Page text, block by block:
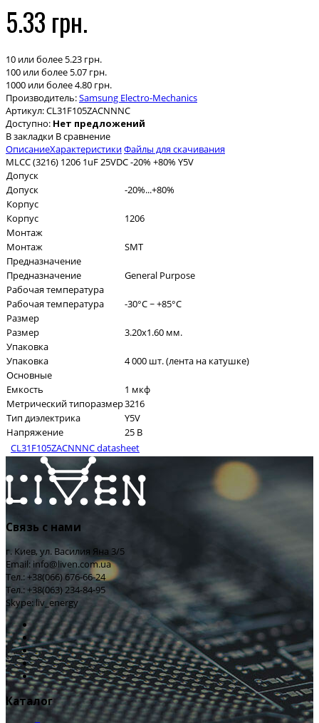
5.33 грн.
10 или более 5.23 грн.
100 или более 5.07 грн.
1000 или более 4.80 грн.
Производитель:Samsung Electro-Mechanics
Артикул:CL31F105ZACNNNC
Доступно: Нет предложений
В закладки В сравнение
ОписаниеХарактеристикиФайлы для скачивания
MLCC (3216) 1206 1uF 25VDC -20% +80% Y5V
Допуск
Допуск
-20%...+80%
Корпус
Корпус
1206
Монтаж
Монтаж
SMT
Предназначение
Предназначение
General Purpose
Рабочая температура
Рабочая температура
-30°C ~ +85°C
Размер
Размер
3.20x1.60 мм.
Упаковка
Упаковка
4 000 шт. (лента на катушке)
Основные
Емкость
1 мкф
Метрический типоразмер3216
Тип диэлектрика
Y5V
Напряжение
25 В
CL31F105ZACNNNC datasheet
Связь с нами
г. Киев, ул. Василия Яна 3/5
Email: info@liven.com.ua
Тел.: +38(066) 676-66-24
Тел.: +38(063) 234-84-95
Skype: liv_energy
Каталог